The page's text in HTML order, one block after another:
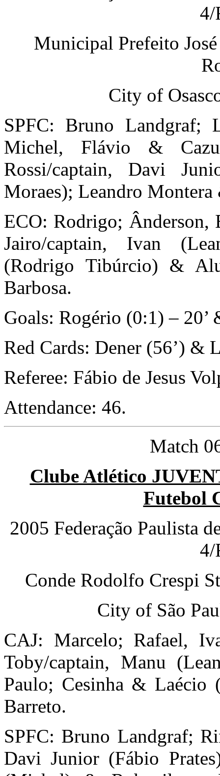
4/
Municipal Prefeito
City of
SPFC: Bruno Landgraf;
Michel, Flávio &
Rossi/captain, Davi
Moraes); Leandro
ECO: Rodrigo;
Jairo/captain, Ivan
(Rodrigo Tibúrcio) &
Barbosa.
Goals: Rogério (0:1) – 20’
Red Cards: Dener (56’) &
Referee: Fábio de Jesus
Attendance: 46.
Match
Clube Atlético
Futebol
2005 Federação Paulista
4/
Conde Rodolfo Crespi
City of São
CAJ: Marcelo; Rafael,
Toby/captain, Manu
Paulo; Cesinha & Laécio
Barreto.
SPFC: Bruno Landgraf;
Davi Junior (Fábio